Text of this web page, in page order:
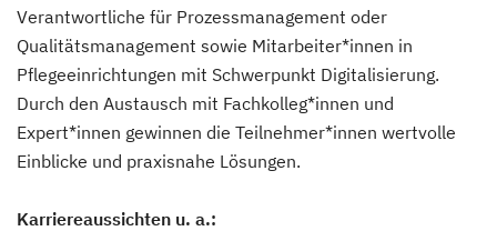
Verantwortliche für Prozessmanagement oder
Qualitätsmanagement sowie Mitarbeiter*innen in
Pflegeeinrichtungen mit Schwerpunkt Digitalisierung.
Durch den Austausch mit Fachkolleg*innen und
Expert*innen gewinnen die Teilnehmer*innen wertvolle
Einblicke und praxisnahe Lösungen.
Karriereaussichten u. a.: